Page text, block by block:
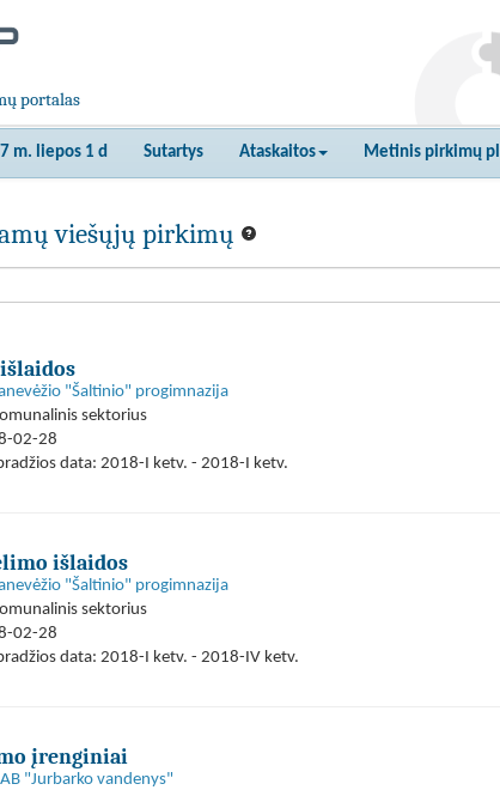
portalas
m. liepos 1 d Sutartys Ataskaitos Metinis pirkimų
viešųjų pirkimų
"Šaltinio" progimnazija
sektorius
02-28
data: 2018-I ketv. - 2018-I ketv.
išlaidos
"Šaltinio" progimnazija
sektorius
02-28
data: 2018-I ketv. - 2018-IV ketv.
įrenginiai
"Jurbarko vandenys"